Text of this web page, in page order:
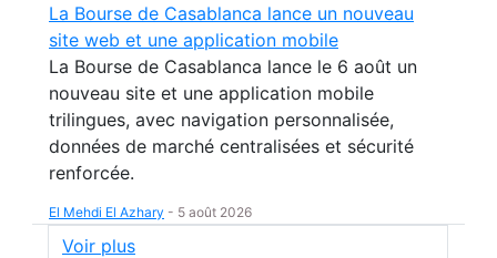
La Bourse de Casablanca lance un nouveau
site web et une application mobile
La Bourse de Casablanca lance le 6 août un
nouveau site et une application mobile
trilingues, avec navigation personnalisée,
données de marché centralisées et sécurité
renforcée.
El Mehdi El Azhary - 5 août 2026
Voir plus